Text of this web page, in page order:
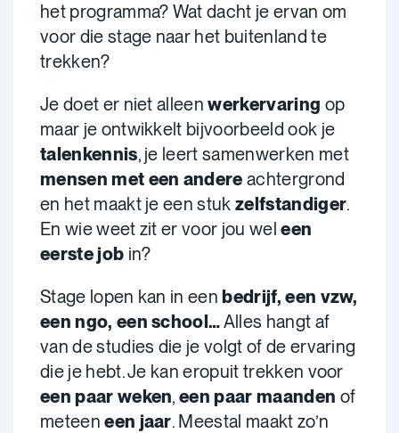
het programma? Wat dacht je ervan om
voor die stage naar het buitenland te
trekken?
Je doet er niet alleenwerkervaring op
maar je ontwikkelt bijvoorbeeld ook je
talenkennis, je leert samenwerken met
mensen met een andereachtergrond
en het maakt je een stukzelfstandiger.
En wie weet zit er voor jou weleen
eerste job in?
Stage lopen kan in eenbedrijf, een vzw,
een ngo, een school…Alles hangt af
van de studies die je volgt of de ervaring
die je hebt. Je kan eropuit trekken voor
een paar weken,een paar maanden of
meteeneen jaar. Meestal maakt zo’n